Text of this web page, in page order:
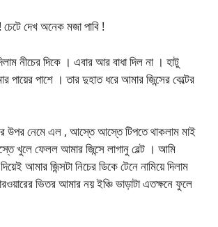
চেটে দেখ অনেক মজা পাবি !
নীচের দিকে । এবার আর বাধা দিল না । হাটু
পাশে । তার দুহাত ধরে আমার জিন্সের বেল্টের
উপর নেমে এল , আস্তে আস্তে টিপতে থাকলাম মাই
খুলে ফেলল আমার জিন্সে লাগানু বেল্ট । আমি
আমার জিন্সটা নিচের ডিকে টেনে নামিয়ে দিলাম
ভিতর আমার নয় ইঞ্চি ভাড়াটা এতক্ষনে ফুলে